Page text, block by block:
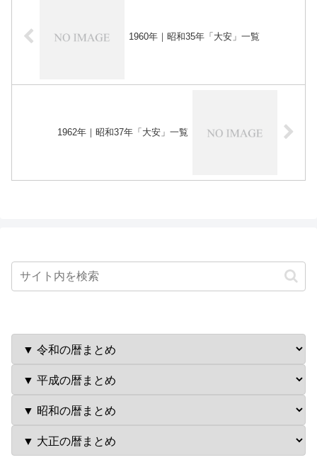
1960年｜昭和35年「大安」一覧
1962年｜昭和37年「大安」一覧